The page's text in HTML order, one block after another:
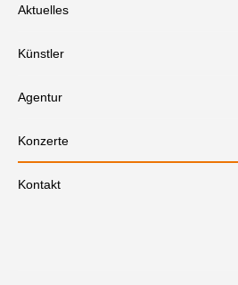
Aktuelles
Künstler
Agentur
Konzerte
Kontakt